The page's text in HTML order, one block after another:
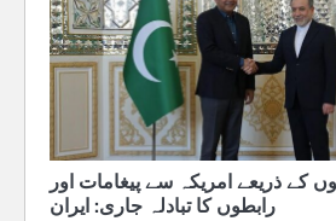
کے ذریعے امریکہ سے پیغامات اور
رابطوں کا تبادلہ جاری: ایران